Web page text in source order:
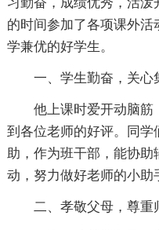
的时间参加了各项课外
学兼优的好学生。
一、学生勤奋，关心
他上课时爱开动脑筋
到各位老师的好评。同
助，作为班干部，能协
动，努力做好老师的小助
二、孝敬父母，尊重